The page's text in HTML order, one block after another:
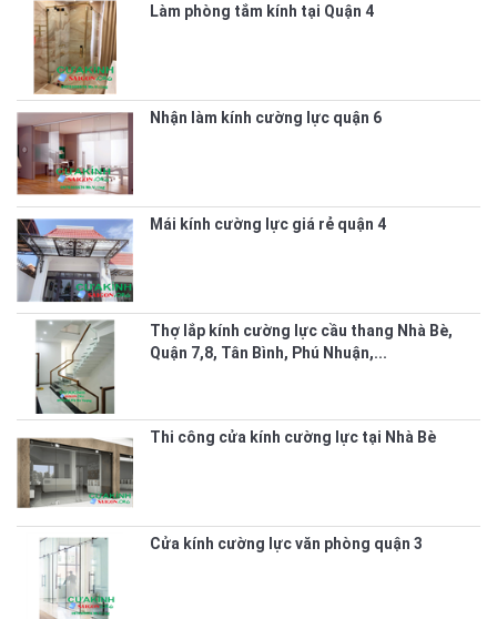
Làm phòng tắm kính tại Quận 4
Nhận làm kính cường lực quận 6
Mái kính cường lực giá rẻ quận 4
Thợ lắp kính cường lực cầu thang Nhà Bè,
Quận 7,8, Tân Bình, Phú Nhuận,...
Thi công cửa kính cường lực tại Nhà Bè
Cửa kính cường lực văn phòng quận 3